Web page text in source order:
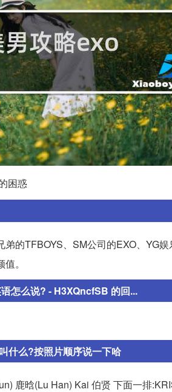
困惑
的TFBOYS、SM公司的EXO、YG
。
怎么说? - H3XQncfSB 的回...
什么?按照片顺序说一下哈
鹿晗(Lu Han) Kai 伯贤 下面一排